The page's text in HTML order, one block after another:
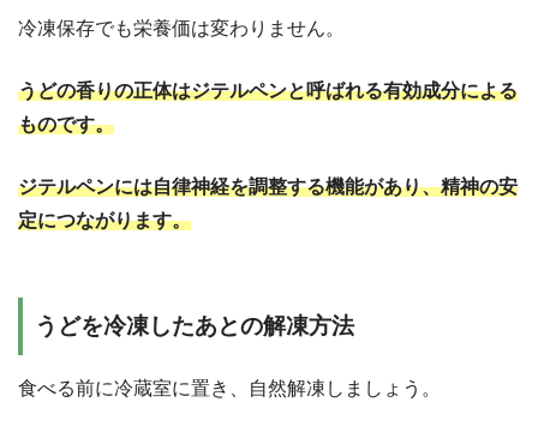
冷凍保存でも栄養価は変わりません。
うどの香りの正体はジテルペンと呼ばれる有効成分による
ものです。
ジテルペンには自律神経を調整する機能があり、精神の安
定につながります。
うどを冷凍したあとの解凍方法
食べる前に冷蔵室に置き、自然解凍しましょう。